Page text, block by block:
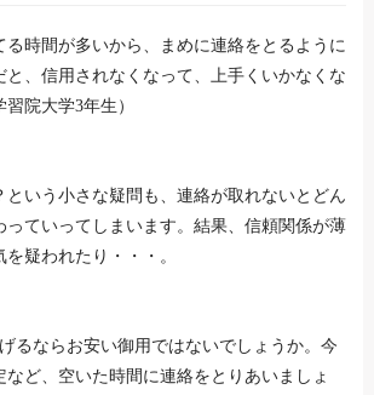
る時間が多いから、まめに連絡をとるように
と、信用されなくなって、上手くいかなくな
院大学3年生）
という小さな疑問も、連絡が取れないとどん
っていってしまいます。結果、信頼関係が薄
疑われたり・・・。
るならお安い御用ではないでしょうか。今
ど、空いた時間に連絡をとりあいましょ